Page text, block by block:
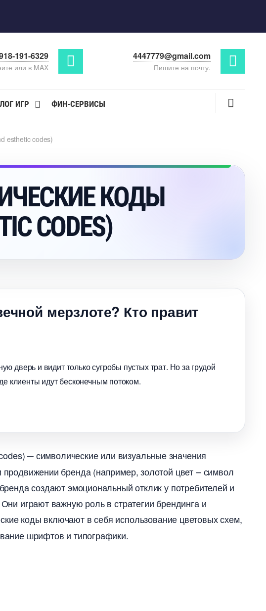
191-6329
или в MAX
4447779@gmail.com
Пишите на почту.
ИГР ФИН-СЕРВИСЫ
esthetic codes)
КОДЫ
CODES)
мерзлоте? Кто правит
дверь и видит только сугробы пустых трат. Но за грудой
клиенты идут бесконечным потоком.
─ символические или визуальные значения
продвижении бренда (например, золотой цвет ౼ символ
создают эмоциональный отклик у потребителей и
играют важную роль в стратегии брендинга и
коды включают в себя использование цветовых схем,
шрифтов и типографики.​